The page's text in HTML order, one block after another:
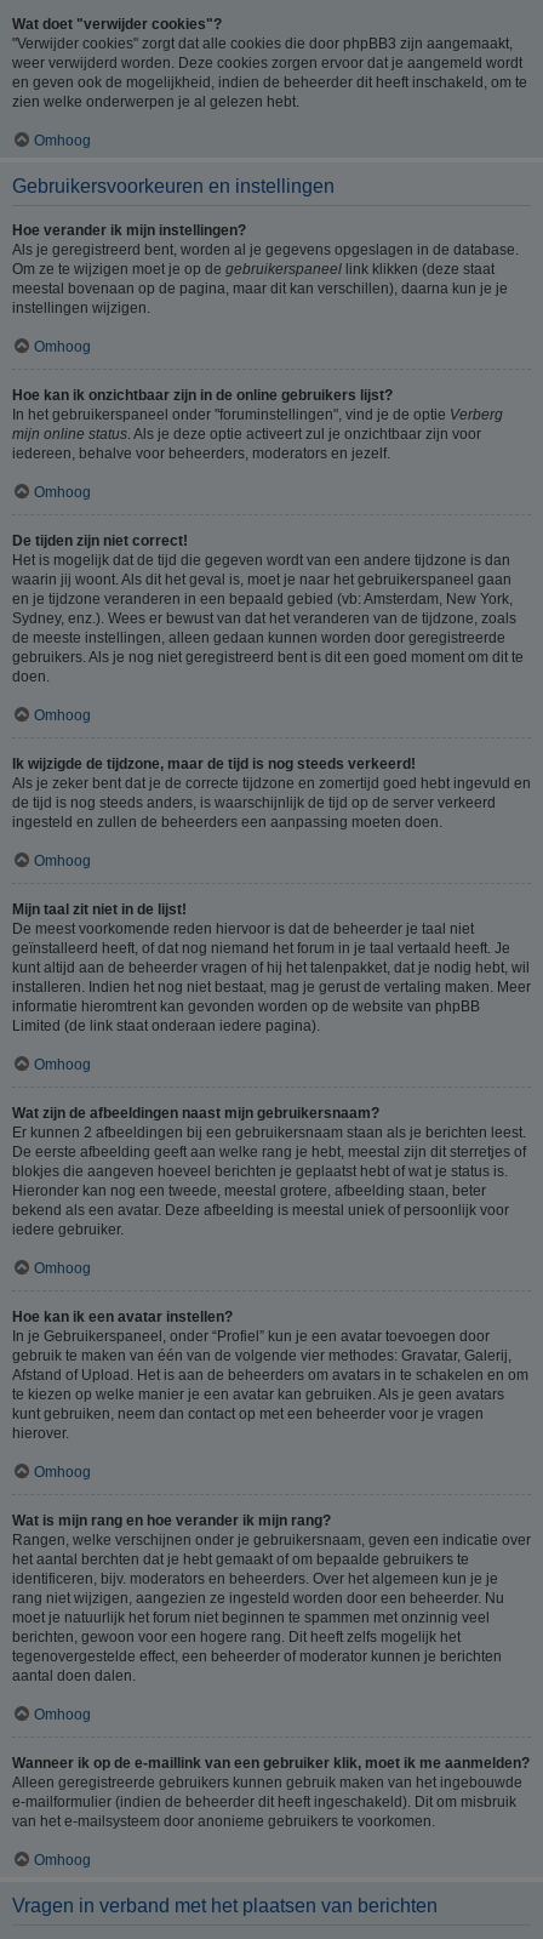
Wat doet "verwijder cookies"?
"Verwijder cookies" zorgt dat alle cookies die door phpBB3 zijn aangemaakt,
weer verwijderd worden. Deze cookies zorgen ervoor dat je aangemeld wordt
en geven ook de mogelijkheid, indien de beheerder dit heeft inschakeld, om te
zien welke onderwerpen je al gelezen hebt.
Omhoog
Gebruikersvoorkeuren en instellingen
Hoe verander ik mijn instellingen?
Als je geregistreerd bent, worden al je gegevens opgeslagen in de database.
Om ze te wijzigen moet je op de gebruikerspaneel link klikken (deze staat
meestal bovenaan op de pagina, maar dit kan verschillen), daarna kun je je
instellingen wijzigen.
Omhoog
Hoe kan ik onzichtbaar zijn in de online gebruikers lijst?
In het gebruikerspaneel onder "foruminstellingen", vind je de optie Verberg
mijn online status . Als je deze optie activeert zul je onzichtbaar zijn voor
iedereen, behalve voor beheerders, moderators en jezelf.
Omhoog
De tijden zijn niet correct!
Het is mogelijk dat de tijd die gegeven wordt van een andere tijdzone is dan
waarin jij woont. Als dit het geval is, moet je naar het gebruikerspaneel gaan
en je tijdzone veranderen in een bepaald gebied (vb: Amsterdam, New York,
Sydney, enz.). Wees er bewust van dat het veranderen van de tijdzone, zoals
de meeste instellingen, alleen gedaan kunnen worden door geregistreerde
gebruikers. Als je nog niet geregistreerd bent is dit een goed moment om dit te
doen.
Omhoog
Ik wijzigde de tijdzone, maar de tijd is nog steeds verkeerd!
Als je zeker bent dat je de correcte tijdzone en zomertijd goed hebt ingevuld en
de tijd is nog steeds anders, is waarschijnlijk de tijd op de server verkeerd
ingesteld en zullen de beheerders een aanpassing moeten doen.
Omhoog
Mijn taal zit niet in de lijst!
De meest voorkomende reden hiervoor is dat de beheerder je taal niet
geïnstalleerd heeft, of dat nog niemand het forum in je taal vertaald heeft. Je
kunt altijd aan de beheerder vragen of hij het talenpakket, dat je nodig hebt, wil
installeren. Indien het nog niet bestaat, mag je gerust de vertaling maken. Meer
informatie hieromtrent kan gevonden worden op de website van phpBB
Limited (de link staat onderaan iedere pagina).
Omhoog
Wat zijn de afbeeldingen naast mijn gebruikersnaam?
Er kunnen 2 afbeeldingen bij een gebruikersnaam staan als je berichten leest.
De eerste afbeelding geeft aan welke rang je hebt, meestal zijn dit sterretjes of
blokjes die aangeven hoeveel berichten je geplaatst hebt of wat je status is.
Hieronder kan nog een tweede, meestal grotere, afbeelding staan, beter
bekend als een avatar. Deze afbeelding is meestal uniek of persoonlijk voor
iedere gebruiker.
Omhoog
Hoe kan ik een avatar instellen?
In je Gebruikerspaneel, onder “Profiel” kun je een avatar toevoegen door
gebruik te maken van één van de volgende vier methodes: Gravatar, Galerij,
Afstand of Upload. Het is aan de beheerders om avatars in te schakelen en om
te kiezen op welke manier je een avatar kan gebruiken. Als je geen avatars
kunt gebruiken, neem dan contact op met een beheerder voor je vragen
hierover.
Omhoog
Wat is mijn rang en hoe verander ik mijn rang?
Rangen, welke verschijnen onder je gebruikersnaam, geven een indicatie over
het aantal berchten dat je hebt gemaakt of om bepaalde gebruikers te
identificeren, bijv. moderators en beheerders. Over het algemeen kun je je
rang niet wijzigen, aangezien ze ingesteld worden door een beheerder. Nu
moet je natuurlijk het forum niet beginnen te spammen met onzinnig veel
berichten, gewoon voor een hogere rang. Dit heeft zelfs mogelijk het
tegenovergestelde effect, een beheerder of moderator kunnen je berichten
aantal doen dalen.
Omhoog
Wanneer ik op de e-maillink van een gebruiker klik, moet ik me aanmelden?
Alleen geregistreerde gebruikers kunnen gebruik maken van het ingebouwde
e-mailformulier (indien de beheerder dit heeft ingeschakeld). Dit om misbruik
van het e-mailsysteem door anonieme gebruikers te voorkomen.
Omhoog
Vragen in verband met het plaatsen van berichten